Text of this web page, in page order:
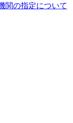
関の指定について